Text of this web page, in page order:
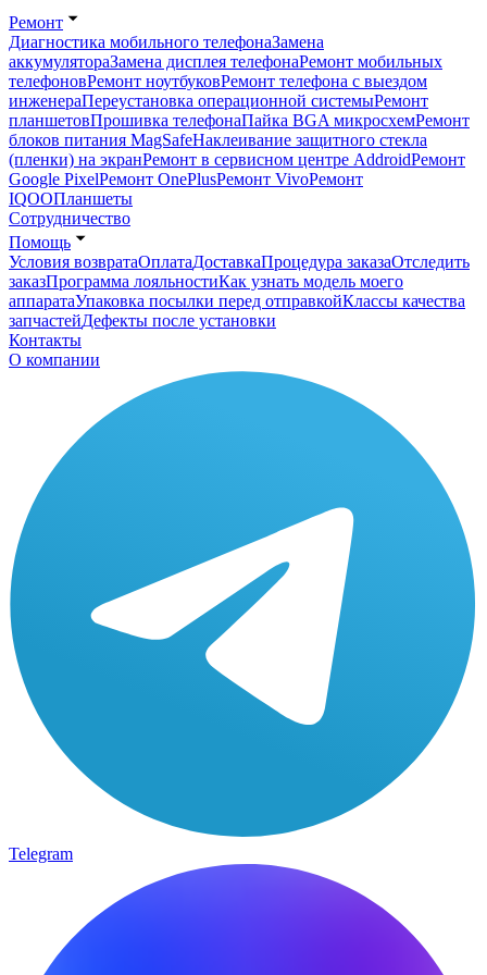
Ремонт
Диагностика мобильного телефонаЗамена
аккумулятораЗамена дисплея телефонаРемонт мобильных
телефоновРемонт ноутбуковРемонт телефона с выездом
инженераПереустановка операционной системыРемонт
планшетовПрошивка телефонаПайка BGA микросхемРемонт
блоков питания MagSafeНаклеивание защитного стекла
(пленки) на экранРемонт в сервисном центре AddroidРемонт
Google PixelРемонт OnePlusРемонт VivoРемонт
IQOOПланшеты
Сотрудничество
Помощь
Условия возвратаОплатаДоставкаПроцедура заказаОтследить
заказПрограмма лояльностиКак узнать модель моего
аппаратаУпаковка посылки перед отправкойКлассы качества
запчастейДефекты после установки
Контакты
О компании
Telegram